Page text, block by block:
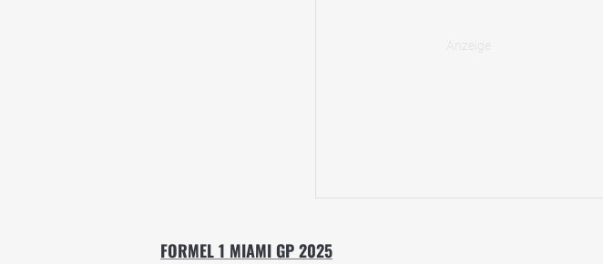
FORMEL 1 MIAMI GP 2025